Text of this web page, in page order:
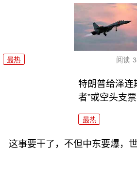
最热 阅读
特朗普给泽连
者”或空头支票
最热
这事要干了，不但中东要爆，